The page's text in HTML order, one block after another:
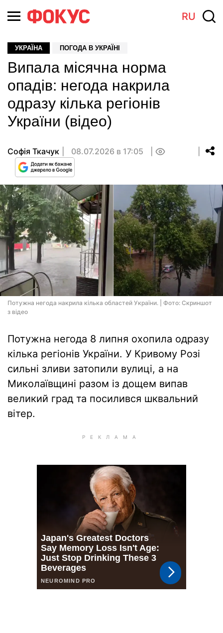
RU
УКРАЇНА ПОГОДА В УКРАЇНІ
Випала місячна норма
опадів: негода накрила
одразу кілька регіонів
України (відео)
Софія Ткачук 08.07.2026 в 17:05
Потужна негода накрила кілька областей України. | Фото: Скриншот
з відео
Потужна негода 8 липня охопила одразу
кілька регіонів України. У Кривому Розі
сильні зливи затопили вулиці, а на
Миколаївщині разом із дощем випав
великий град та посилився шквальний
вітер.